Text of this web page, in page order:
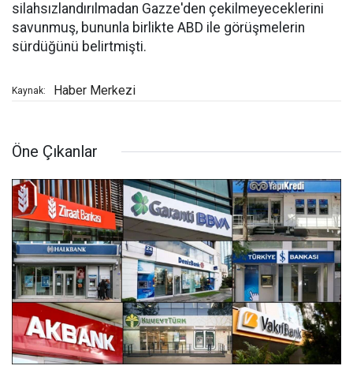
silahsızlandırılmadan Gazze'den çekilmeyeceklerini
savunmuş, bununla birlikte ABD ile görüşmelerin
sürdüğünü belirtmişti.
Kaynak: Haber Merkezi
Öne Çıkanlar